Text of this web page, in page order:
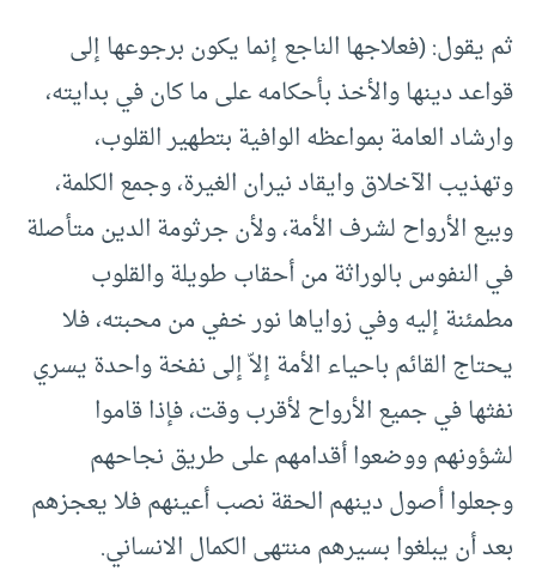
ثم يقول: (فعلاجها الناجع إنما يكون برجوعها إلى
قواعد دينها والأخذ بأحكامه على ما كان في بدايته،
وارشاد العامة بمواعظه الوافية بتطهير القلوب،
وتهذيب الآخلاق وايقاد نيران الغيرة، وجمع الكلمة،
وبيع الأرواح لشرف الأمة، ولأن جرثومة الدين متأصلة
في النفوس بالوراثة من أحقاب طويلة والقلوب
مطمئنة إليه وفي زواياها نور خفي من محبته، فلا
يحتاج القائم باحياء الأمة إلاّ إلى نفخة واحدة يسري
نفثها في جميع الأرواح لأقرب وقت، فإذا قاموا
لشؤونهم ووضعوا أقدامهم على طريق نجاحهم
وجعلوا أصول دينهم الحقة نصب أعينهم فلا يعجزهم
بعد أن يبلغوا بسيرهم منتهى الكمال الانساني.